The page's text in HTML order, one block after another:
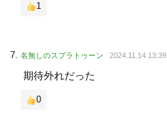
1
名無しのスプラトゥーン 2024.11.14 13:39
期待外れだった
0